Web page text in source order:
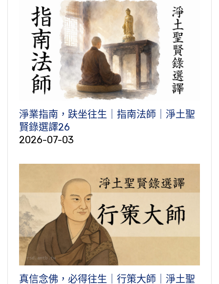
淨業指南，趺坐往生｜指南法師｜淨土聖
賢錄選譯26
2026-07-03
真信念佛，必得往生｜行策大師｜淨土聖